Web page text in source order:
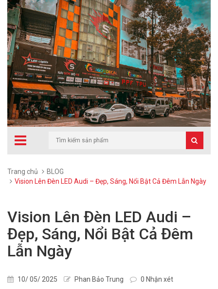
Trang chủ
BLOG
Vision Lên Đèn LED Audi – Đẹp, Sáng, Nổi Bật Cả Đêm Lẫn Ngày
Vision Lên Đèn LED Audi –
Đẹp, Sáng, Nổi Bật Cả Đêm
Lẫn Ngày
10/ 05/ 2025 Phan Bảo Trung 0 Nhận xét